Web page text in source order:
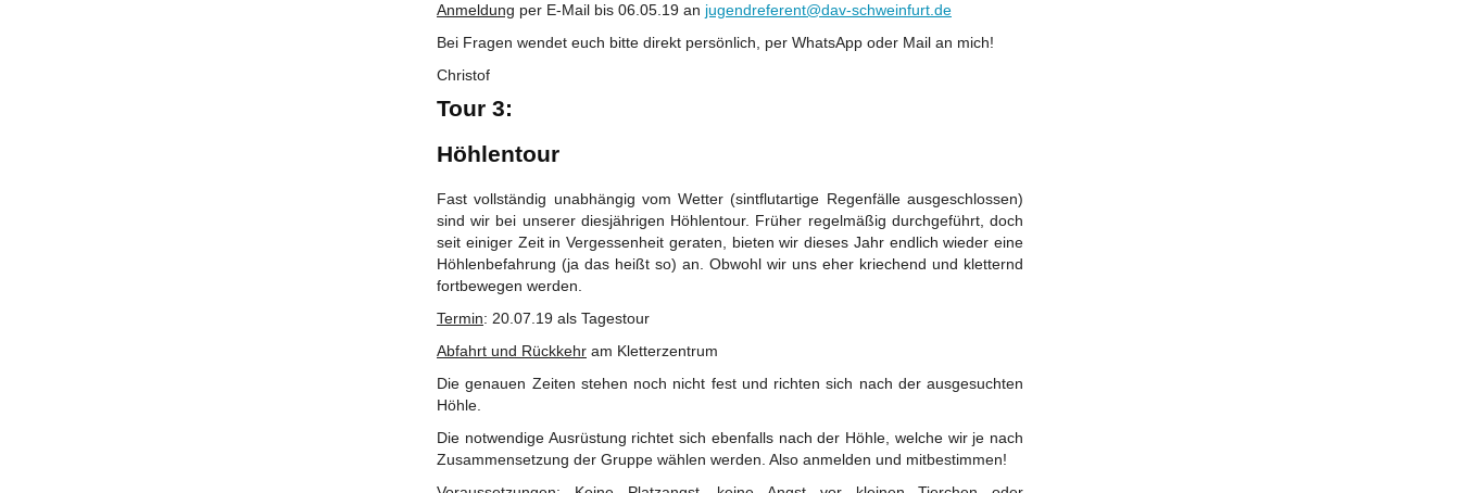
Anmeldung per E-Mail bis 06.05.19 an jugendreferent@dav-schweinfurt.de
Bei Fragen wendet euch bitte direkt persönlich, per WhatsApp oder Mail an mich!
Christof
Tour 3:
Höhlentour
Fast vollständig unabhängig vom Wetter (sintflutartige Regenfälle ausgeschlossen)
sind wir bei unserer diesjährigen Höhlentour. Früher regelmäßig durchgeführt, doch
seit einiger Zeit in Vergessenheit geraten, bieten wir dieses Jahr endlich wieder eine
Höhlenbefahrung (ja das heißt so) an. Obwohl wir uns eher kriechend und kletternd
fortbewegen werden.
Termin: 20.07.19 als Tagestour
Abfahrt und Rückkehr am Kletterzentrum
Die genauen Zeiten stehen noch nicht fest und richten sich nach der ausgesuchten
Höhle.
Die notwendige Ausrüstung richtet sich ebenfalls nach der Höhle, welche wir je nach
Zusammensetzung der Gruppe wählen werden. Also anmelden und mitbestimmen!